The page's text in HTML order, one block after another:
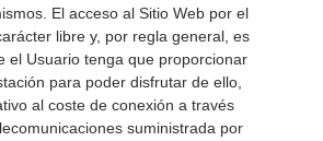
El acceso al Sitio Web por el
libre y, por regla general, es
el Usuario tenga que proporcionar
para poder disfrutar de ello,
al coste de conexión a través
suministrada por